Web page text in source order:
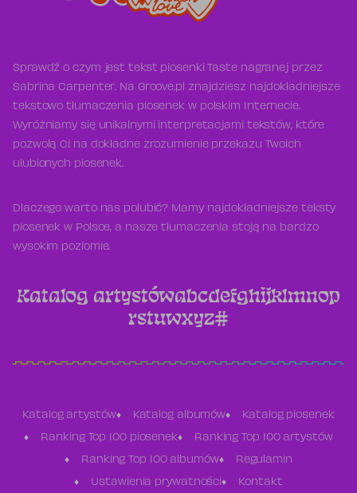
Sprawdź o czym jest tekst piosenki Taste nagranej przez
Sabrina Carpenter. Na Groove.pl znajdziesz najdokładniejsze
tekstowo tłumaczenia piosenek w polskim Internecie.
Wyróżniamy się unikalnymi interpretacjami tekstów, które
pozwolą Ci na dokładne zrozumienie przekazu Twoich
ulubionych piosenek.
Dlaczego warto nas polubić? Mamy najdokładniejsze teksty
piosenek w Polsce, a nasze tłumaczenia stoją na bardzo
wysokim poziomie.
Katalog artystówabcdefghijklmnop
rstuwxyz#
Katalog artystów Katalog albumów Katalog piosenek
Ranking Top 100 piosenek Ranking Top 100 artystów
Ranking Top 100 albumów Regulamin
Ustawienia prywatności Kontakt